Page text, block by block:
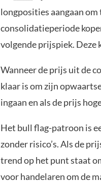
longposities aangaan
consolidatieperiode
volgende prijspiek. Deze
Wanneer de prijs uit de
klaar is om zijn
ingaan en als de prijs
Het bull flag-patroon is
zonder risico’s. Als de
trend op het punt staat
voor handelaren om de